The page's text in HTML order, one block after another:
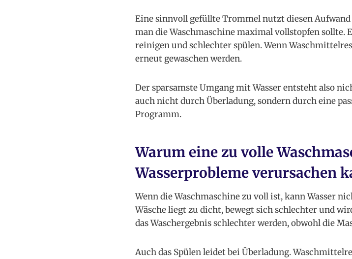
Eine sinnvoll gefüllte Trommel nutzt diesen Aufwand
man die Waschmaschine maximal vollstopfen sollte.
reinigen und schlechter spülen. Wenn
erneut gewaschen werden.
Der sparsamste Umgang mit Wasser entsteht also
auch nicht durch Überladung, sondern durch eine
Programm.
Warum eine zu volle
Wasserprobleme verursachen
Wenn die Waschmaschine zu voll ist, kann Wasser
Wäsche liegt zu dicht, bewegt sich schlechter und
das Waschergebnis schlechter werden, obwohl die
Auch das Spülen leidet bei Überladung.